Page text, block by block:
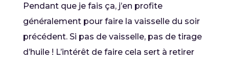
Pendant que je fais ça, j’en profite
généralement pour faire la vaisselle du soir
précédent. Si pas de vaisselle, pas de tirage
d’huile ! L’intérêt de faire cela sert à retirer